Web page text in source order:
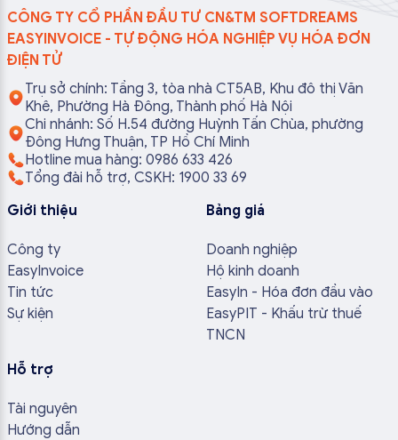
CÔNG TY CỔ PHẦN ĐẦU TƯ CN&TM SOFTDREAMS
EASYINVOICE - TỰ ĐỘNG HÓA NGHIỆP VỤ HÓA ĐƠN
ĐIỆN TỬ
Trụ sở chính: Tầng 3, tòa nhà CT5AB, Khu đô thị Văn
Khê, Phường Hà Đông, Thành phố Hà Nội
Chi nhánh: Số H.54 đường Huỳnh Tấn Chùa, phường
Đông Hưng Thuận, TP Hồ Chí Minh
Hotline mua hàng: 0986 633 426
Tổng đài hỗ trợ, CSKH: 1900 33 69
Giới thiệu
Công ty
EasyInvoice
Tin tức
Sự kiện
Bảng giá
Doanh nghiệp
Hộ kinh doanh
EasyIn - Hóa đơn đầu vào
EasyPIT - Khấu trừ thuế
TNCN
Hỗ trợ
Tài nguyên
Hướng dẫn